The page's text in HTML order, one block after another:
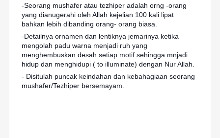
-Seorang mushafer atau tezhiper adalah orng -orang
yang dianugerahi oleh Allah kejelian 100 kali lipat
bahkan lebih dibanding orang- orang biasa.
-Detailnya ornamen dan lentiknya jemarinya ketika
mengolah padu warna menjadi ruh yang
menghembuskan desah setiap motif sehingga mnjadi
hidup dan menghidupi ( to illuminate) dengan Nur Allah.
- Disitulah puncak keindahan dan kebahagiaan seorang
mushafer/Tezhiper bersemayam.